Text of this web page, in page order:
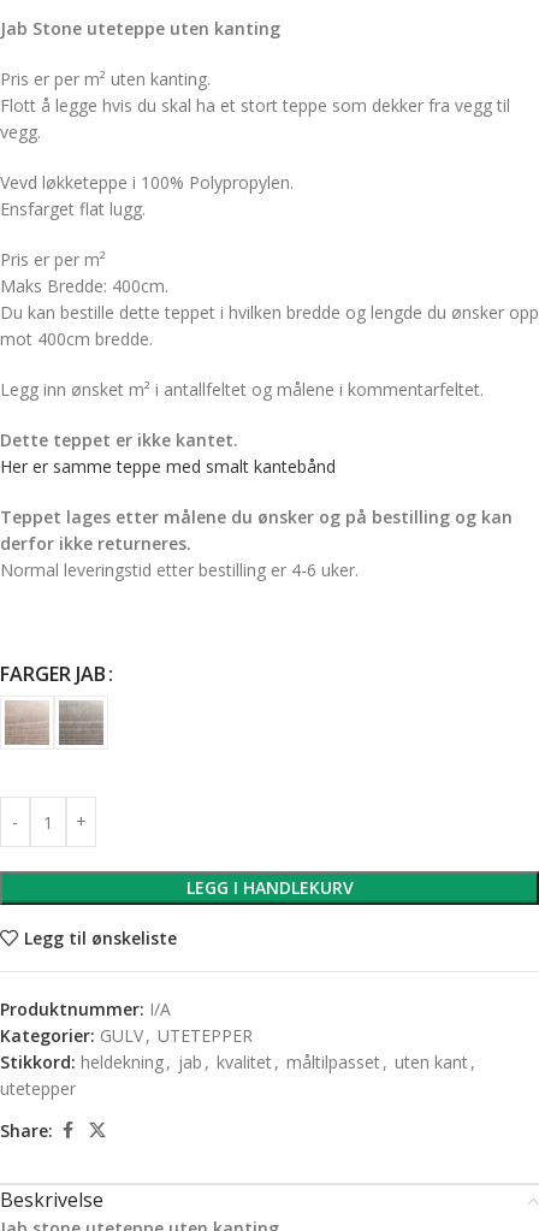
Jab Stone uteteppe uten kanting
Pris er per m² uten kanting.
Flott å legge hvis du skal ha et stort teppe som dekker fra vegg til
vegg.
Vevd løkketeppe i 100% Polypropylen.
Ensfarget flat lugg.
Pris er per m²
Maks Bredde: 400cm.
Du kan bestille dette teppet i hvilken bredde og lengde du ønsker opp
mot 400cm bredde.
Legg inn ønsket m² i antallfeltet og målene i kommentarfeltet.
Dette teppet er ikke kantet.
Her er samme teppe med smalt kantebånd
Teppet lages etter målene du ønsker og på bestilling og kan
derfor ikke returneres.
Normal leveringstid etter bestilling er 4-6 uker.
FARGER JAB
LEGG I HANDLEKURV
Legg til ønskeliste
Produktnummer: I/A
Kategorier: GULV, UTETEPPER
Stikkord: heldekning, jab , kvalitet, måltilpasset, uten kant,
utetepper
Share:
Beskrivelse